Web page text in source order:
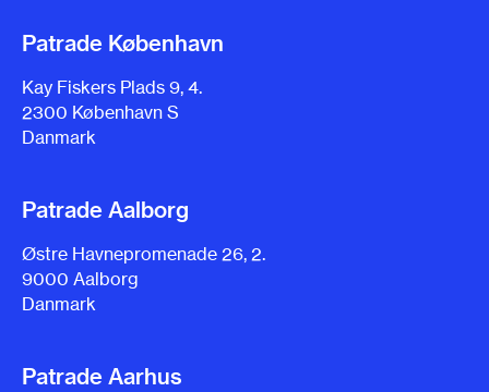
Patrade København
Kay Fiskers Plads 9, 4.
2300 København S
Danmark
Patrade Aalborg
Østre Havnepromenade 26, 2.
9000 Aalborg
Danmark
Patrade Aarhus